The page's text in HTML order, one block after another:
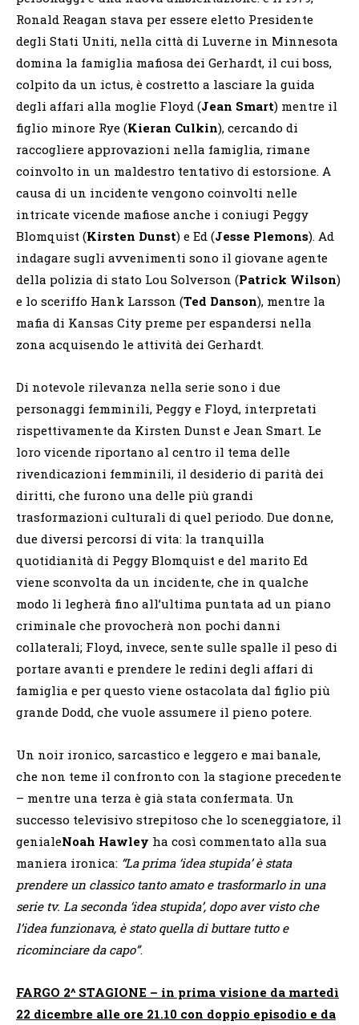
Ronald Reagan stava per essere eletto Presidente
degli Stati Uniti, nella città di Luverne in Minnesota
domina la famiglia mafiosa dei Gerhardt, il cui boss,
colpito da un ictus, è costretto a lasciare la guida
degli affari alla moglie Floyd (Jean Smart) mentre il
figlio minore Rye (Kieran Culkin), cercando di
raccogliere approvazioni nella famiglia, rimane
coinvolto in un maldestro tentativo di estorsione. A
causa di un incidente vengono coinvolti nelle
intricate vicende mafiose anche i coniugi Peggy
Blomquist (Kirsten Dunst) e Ed (Jesse Plemons). Ad
indagare sugli avvenimenti sono il giovane agente
della polizia di stato Lou Solverson (Patrick Wilson)
e lo sceriffo Hank Larsson (Ted Danson), mentre la
mafia di Kansas City preme per espandersi nella
zona acquisendo le attività dei Gerhardt.
Di notevole rilevanza nella serie sono i due
personaggi femminili, Peggy e Floyd, interpretati
rispettivamente da Kirsten Dunst e Jean Smart. Le
loro vicende riportano al centro il tema delle
rivendicazioni femminili, il desiderio di parità dei
diritti, che furono una delle più grandi
trasformazioni culturali di quel periodo. Due donne,
due diversi percorsi di vita: la tranquilla
quotidianità di Peggy Blomquist e del marito Ed
viene sconvolta da un incidente, che in qualche
modo li legherà fino all’ultima puntata ad un piano
criminale che provocherà non pochi danni
collaterali; Floyd, invece, sente sulle spalle il peso di
portare avanti e prendere le redini degli affari di
famiglia e per questo viene ostacolata dal figlio più
grande Dodd, che vuole assumere il pieno potere.
Un noir ironico, sarcastico e leggero e mai banale,
che non teme il confronto con la stagione precedente
– mentre una terza è già stata confermata. Un
successo televisivo strepitoso che lo sceneggiatore, il
genialeNoah Hawley ha così commentato alla sua
maniera ironica: “La prima ‘idea stupida’ è stata
prendere un classico tanto amato e trasformarlo in una
serie tv. La seconda ‘idea stupida’, dopo aver visto che
l’idea funzionava, è stato quella di buttare tutto e
ricominciare da capo”.
FARGO 2^ STAGIONE – in prima visione da martedì
22 dicembre alle ore 21.10 con doppio episodio e da